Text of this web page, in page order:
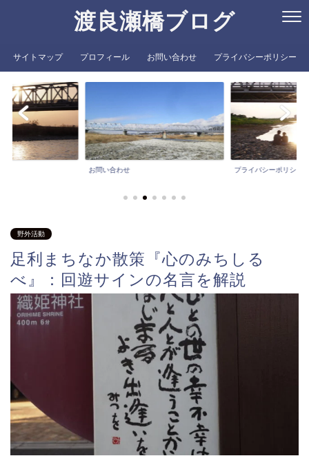
渡良瀬橋ブログ
サイトマップ プロフィール お問い合わせ プライバシーポリシー
お問い合わせ プライバシーポリシー
野外活動
足利まちなか散策『心のみちしる
べ』：回遊サインの名言を解説